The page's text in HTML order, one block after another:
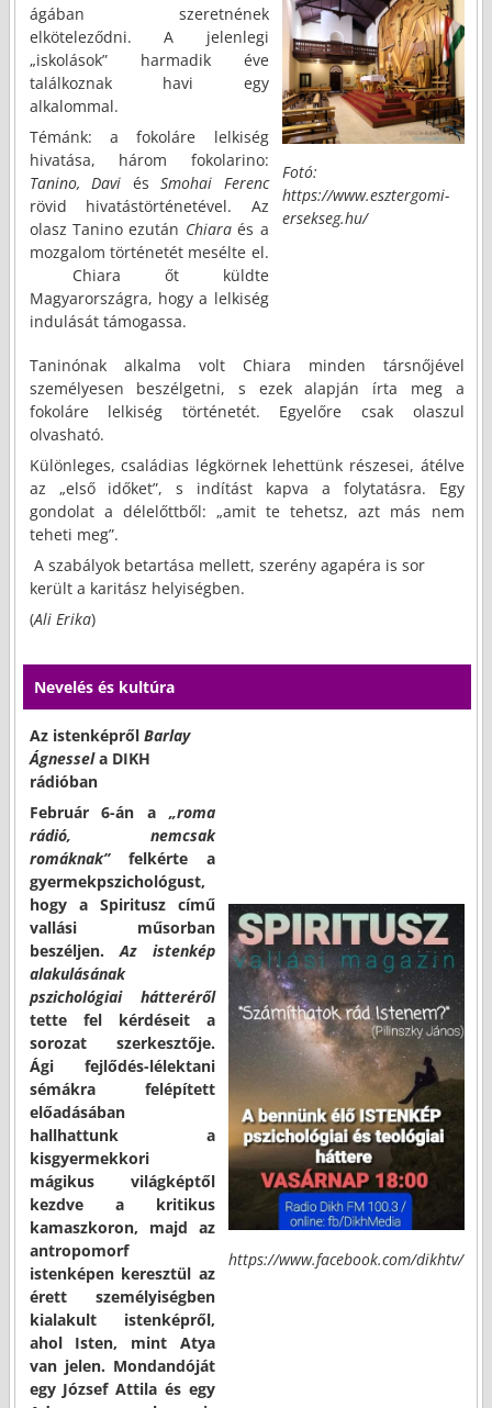
ágában szeretnének
elköteleződni. A jelenlegi
„iskolások” harmadik éve
találkoznak havi egy
alkalommal.
Témánk: a fokoláre lelkiség
hivatása, három fokolarino:
Tanino, Davi és Smohai Ferenc
rövid hivatástörténetével. Az
olasz Tanino ezután Chiaraés a
mozgalom történetét mesélte el.
Chiara őt küldte
Magyarországra, hogy a lelkiség
indulását támogassa.
Fotó:
https://www.esztergomi-
ersekseg.hu/
Taninónak alkalma volt Chiara minden társnőjével
személyesen beszélgetni, s ezek alapján írta meg a
fokoláre lelkiség történetét. Egyelőre csak olaszul
olvasható.
Különleges, családias légkörnek lehettünk részesei, átélve
az „első időket”, s indítást kapva a folytatásra. Egy
gondolat a délelőttből: „amit te tehetsz, azt más nem
teheti meg”.
A szabályok betartása mellett, szerény agapéra is sor
került a karitász helyiségben.
(Ali Erika)
Nevelés és kultúra
Az istenképről Barlay
Ágnessela DIKH
rádióban
Február 6-án a „roma
rádió, nemcsak
romáknak”felkérte a
gyermekpszichológust,
hogy a Spiritusz című
vallási műsorban
beszéljen.Az istenkép
alakulásának
pszichológiai hátteréről
tette fel kérdéseit a
sorozat szerkesztője.
Ági fejlődés-lélektani
sémákra felépített
előadásában
hallhattunk a
kisgyermekkori
mágikus világképtől
kezdve a kritikus
kamaszkoron, majd az
antropomorf
istenképen keresztül az
érett személyiségben
kialakult istenképről,
ahol Isten, mint Atya
van jelen. Mondandóját
egy József Attila és egy
https://www.facebook.com/dikhtv/